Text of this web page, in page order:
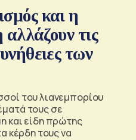
και η
τις
των
του λιανεμπορίου
τους σε
και είδη πρώτης
κέρδη τους να